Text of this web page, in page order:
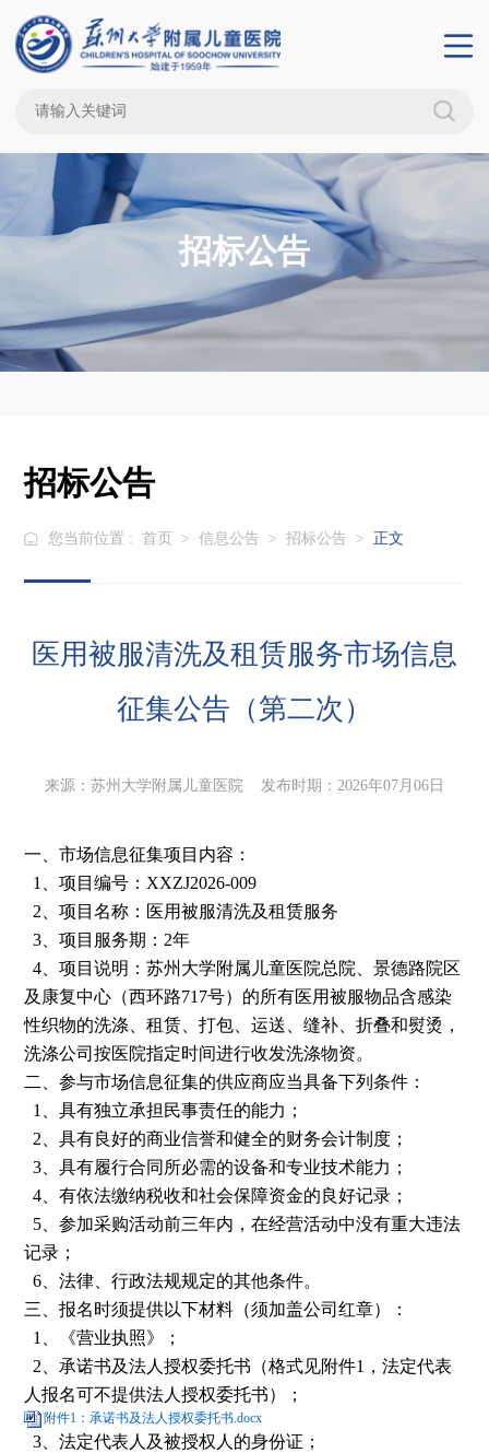
招标公告
招标公告
您当前位置 : 首页 > 信息公告 > 招标公告 > 正文
医用被服清洗及租赁服务市场信息
征集公告（第二次）
来源：苏州大学附属儿童医院 发布时期：2026年07月06日
一、市场信息征集项目内容：
1
、项目编号： XXZJ2026-009
2 、项目名称：医用被服清洗及租赁服务
3、项目 服务期： 2年
4、项目说明：苏州大学附属儿童医院总院、景德路院区
及康复中心（西环路717号）的所有医用被服物品含感染
性织物的洗涤、租赁、打包、运送、缝补、折叠和熨烫，
洗涤公司按医院指定时间进行收发洗涤物资。
二、参与市场信息征集的供应商应当具备下列条件：
1、具有独立承担民事责任的能力；
2、具有良好的商业信誉和健全的财务会计制度；
3、具有履行合同所必需的设备和专业技术能力；
4、有依法缴纳税收和社会保障资金的良好记录；
5、参加采购活动前三年内，在经营活动中没有重大违法
记录；
6、法律、行政法规规定的其他条件。
三、报名时须提供以下材料（须加盖公司红章）：
1、
《营业执照》；
2、 承诺书及法人授权委托书（格式见附件1 ，法定代表
人报名可不提供法人授权委托书）；
附件1：承诺书及法人授权委托书.docx
3、法定代表人及被授权人的身份证；